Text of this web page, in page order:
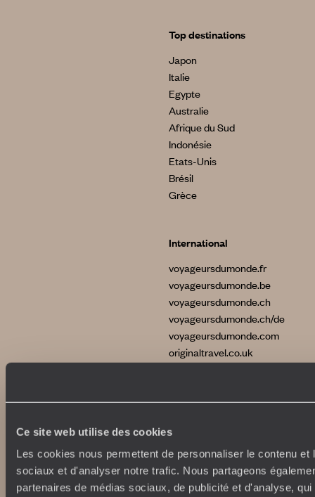
Ce site web utilise des cookies
Les cookies nous permettent de personnaliser le contenu
sociaux et d'analyser notre trafic. Nous partageons
partenaires de médias sociaux, de publicité et d'analyse,
Top destinations
Japon
Italie
Egypte
Australie
Afrique du Sud
Indonésie
Etats-Unis
Brésil
Grèce
International
voyageursdumonde.fr
voyageursdumonde.be
voyageursdumonde.ch
voyageursdumonde.ch/de
voyageursdumonde.com
originaltravel.co.uk
Politique de confidentialité et de Cookies
Notice légale et CGU